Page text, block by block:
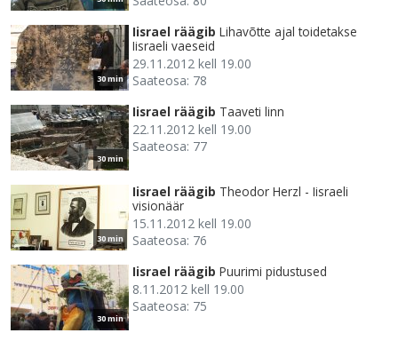
30 min
Iisrael räägib Lihavõtte ajal toidetakse
Iisraeli vaeseid
29.11.2012 kell 19.00
Saateosa: 78
30 min
Iisrael räägib Taaveti linn
22.11.2012 kell 19.00
Saateosa: 77
30 min
Iisrael räägib Theodor Herzl - Iisraeli
visionäär
15.11.2012 kell 19.00
Saateosa: 76
30 min
Iisrael räägib Puurimi pidustused
8.11.2012 kell 19.00
Saateosa: 75